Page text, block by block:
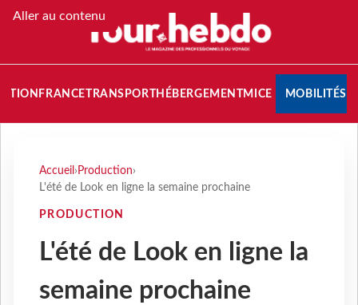
Aller au contenu
FRANCETRANSPORT HÉBERGEMENTMICE MOBILITÉS
Accueil › Production›
L'été de Look en ligne la semaine prochaine
PRODUCTION
L'été de Look en ligne la
semaine prochaine